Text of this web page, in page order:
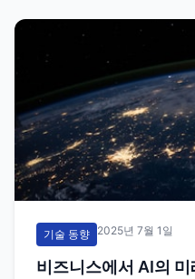
기술 동향 2025년 7월 1일
비즈니스에서 AI의 미